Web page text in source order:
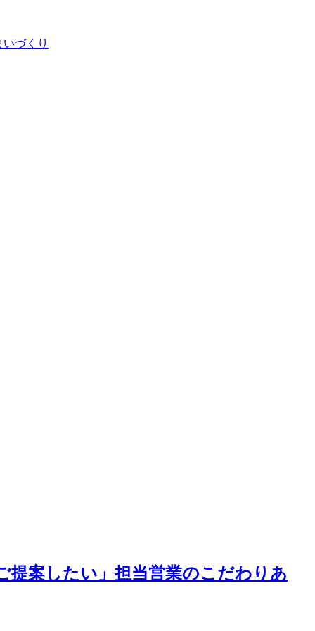
案したい」担当営業のこだわりあ